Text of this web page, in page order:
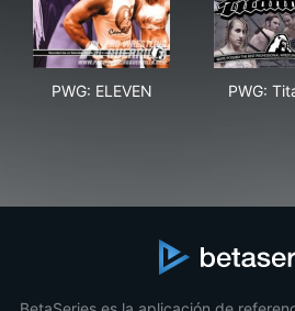
PWG: ELEVEN PWG: